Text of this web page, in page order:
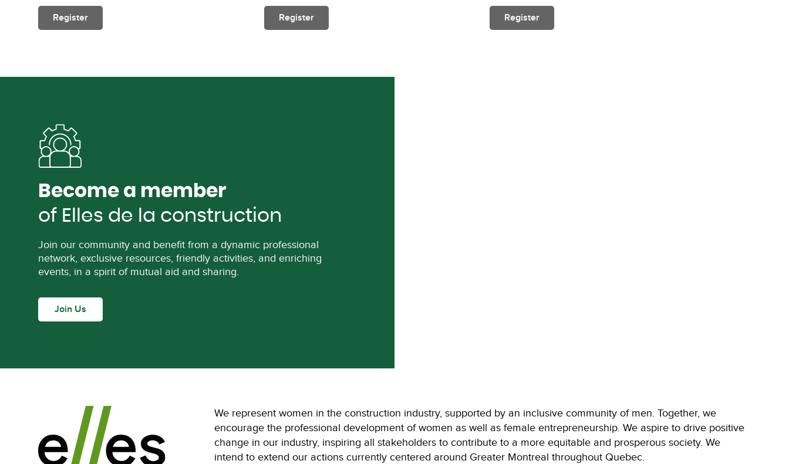
Register Register Register
Become a member
of Elles de la construction
Join our community and benefit from a dynamic professional
network, exclusive resources, friendly activities, and enriching
events, in a spirit of mutual aid and sharing.
Join Us
We represent women in the construction industry, supported by an inclusive community of men. Together, we
encourage the professional development of women as well as female entrepreneurship. We aspire to drive positive
change in our industry, inspiring all stakeholders to contribute to a more equitable and prosperous society. We
intend to extend our actions currently centered around Greater Montreal throughout Quebec.